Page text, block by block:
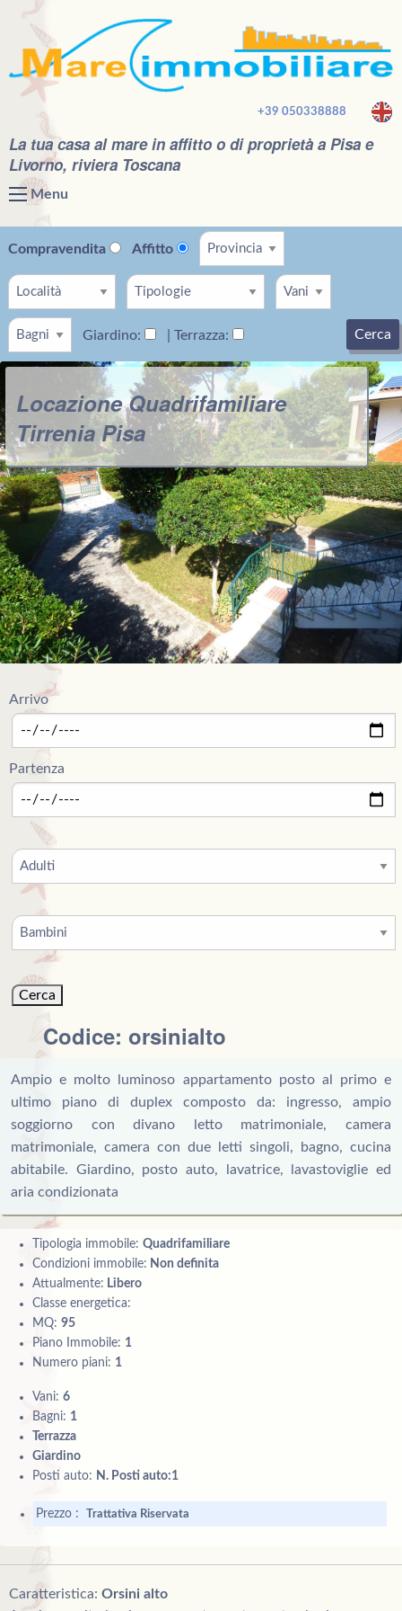
+39 050338888
La tua casa al mare in affitto o di proprietà a Pisa e
Livorno, riviera Toscana
Menu
Compravendita Affitto
Giardino: | Terrazza: Cerca
Locazione Quadrifamiliare
Tirrenia Pisa
Arrivo
Partenza
Codice: orsinialto
Ampio e molto luminoso appartamento posto al primo e
ultimo piano di duplex composto da: ingresso, ampio
soggiorno con divano letto matrimoniale, camera
matrimoniale, camera con due letti singoli, bagno, cucina
abitabile. Giardino, posto auto, lavatrice, lavastoviglie ed
aria condizionata
Tipologia immobile: Quadrifamiliare
Condizioni immobile: Non definita
Attualmente: Libero
Classe energetica:
MQ: 95
Piano Immobile: 1
Numero piani: 1
Vani: 6
Bagni: 1
Terrazza
Giardino
Posti auto: N. Posti auto:1
Prezzo : Trattativa Riservata
Caratteristica: Orsini alto